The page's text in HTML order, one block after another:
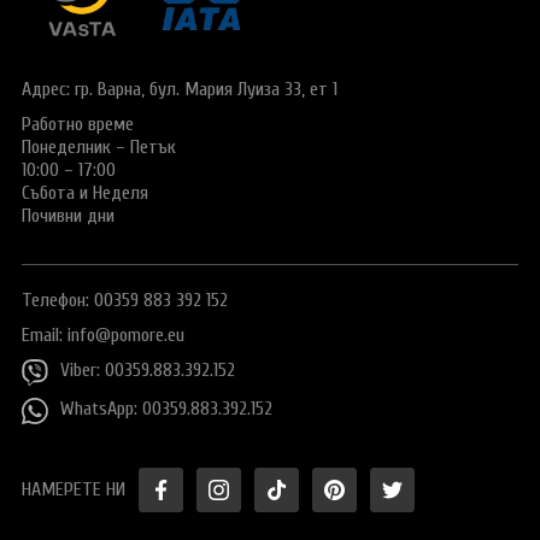
Е-ВИЗА ЗА РУСИЯ
ВИЗА за САУДИТСКА АРАБИЯ
Виза за Тайланд
Заявление за издаване на електронно разрешение за
пътуване до UK
ПОДАРЪЧЕН ВАУЧЕР ЗА ПЪТУВАНЕ
ОЩЕ
Общи условия
Политика за
поверителност
+359 883 392 152
Адрес: гр. Варна, бул. Мария Луиза 33, ет 1
Работно време
Понеделник – Петък
10:00 – 17:00
Събота и Неделя
Почивни дни
Телефон: 00359 883 392 152
Email: info@pomore.eu
Viber: 00359.883.392.152
WhatsApp: 00359.883.392.152
НАМЕРЕТЕ НИ